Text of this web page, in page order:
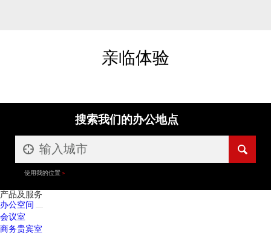
亲临体验
搜索我们的办公地点
使用我的位置
产品及服务
办公空间
会议室
商务贵宾室